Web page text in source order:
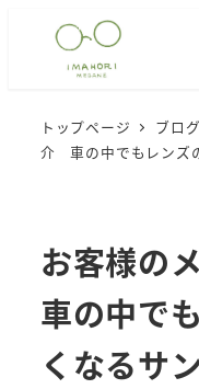
トップページ ブログ
介 車の中でもレンズ
お客様の
車の中で
くなるサ